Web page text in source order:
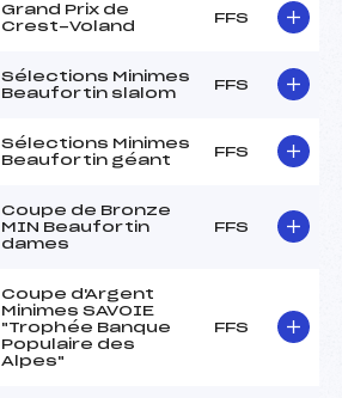
Grand Prix de
Crest-Voland
FFS
Sélections Minimes
Beaufortin slalom
FFS
Sélections Minimes
Beaufortin géant
FFS
Coupe de Bronze
MIN Beaufortin
dames
FFS
Coupe d'Argent
Minimes SAVOIE
"Trophée Banque
Populaire des
Alpes"
FFS